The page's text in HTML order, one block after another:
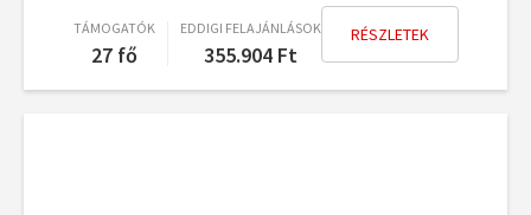
TÁMOGATÓK
27 fő
EDDIGI FELAJÁNLÁSOK
355.904 Ft
RÉSZLETEK